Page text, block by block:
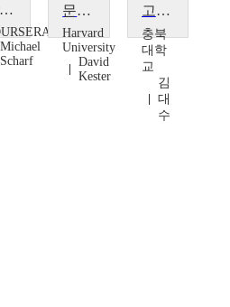
to International Criminal Law
Michael
Scharf
문화 창조의 혁신
Harvard
University
David
Kester
고분자 과학
충북
대학
교
김
대
수